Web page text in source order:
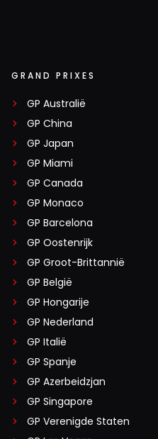
GRAND PRIXES
GP Australië
GP China
GP Japan
GP Miami
GP Canada
GP Monaco
GP Barcelona
GP Oostenrijk
GP Groot-Brittannië
GP België
GP Hongarije
GP Nederland
GP Italië
GP Spanje
GP Azerbeidzjan
GP Singapore
GP Verenigde Staten